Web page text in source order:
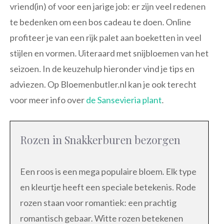
vriend(in) of voor een jarige job: er zijn veel redenen
te bedenken om een bos cadeau te doen. Online
profiteer je van een rijk palet aan boeketten in veel
stijlen en vormen. Uiteraard met snijbloemen van het
seizoen. In de keuzehulp hieronder vind je tips en
adviezen. Op Bloemenbutler.nl kan je ook terecht
voor meer info overde Sansevieria plant.
Rozen in Snakkerburen bezorgen
Een roos is een mega populaire bloem. Elk type
en kleurtje heeft een speciale betekenis. Rode
rozen staan voor romantiek: een prachtig
romantisch gebaar. Witte rozen betekenen